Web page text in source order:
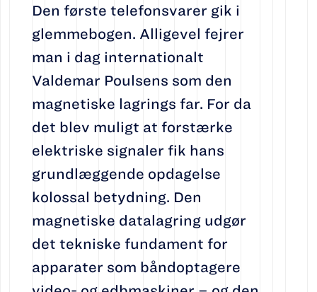
Den første telefonsvarer gik i
glemmebogen. Alligevel fejrer
man i dag internationalt
Valdemar Poulsens som den
magnetiske lagrings far. For da
det blev muligt at forstærke
elektriske signaler fik hans
grundlæggende opdagelse
kolossal betydning. Den
magnetiske datalagring udgør
det tekniske fundament for
apparater som båndoptagere